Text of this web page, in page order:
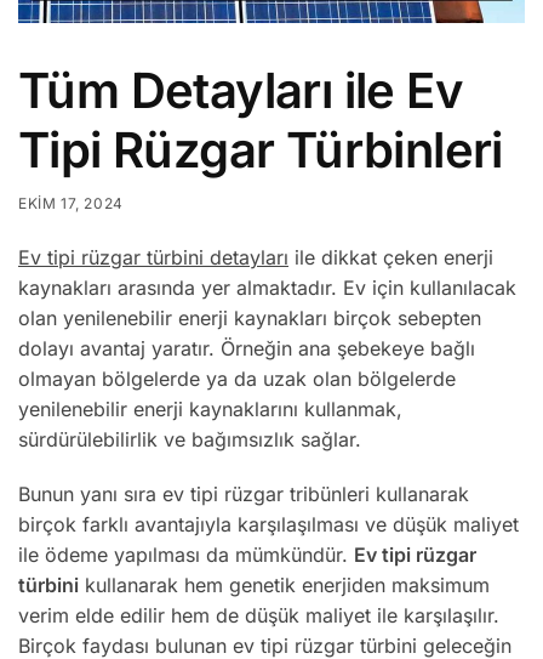
Tüm Detayları ile Ev
Tipi Rüzgar Türbinleri
EKIM 17, 2024
Ev tipi rüzgar türbini detayları ile dikkat çeken enerji
kaynakları arasında yer almaktadır. Ev için kullanılacak
olan yenilenebilir enerji kaynakları birçok sebepten
dolayı avantaj yaratır. Örneğin ana şebekeye bağlı
olmayan bölgelerde ya da uzak olan bölgelerde
yenilenebilir enerji kaynaklarını kullanmak,
sürdürülebilirlik ve bağımsızlık sağlar.
Bunun yanı sıra ev tipi rüzgar tribünleri kullanarak
birçok farklı avantajıyla karşılaşılması ve düşük maliyet
ile ödeme yapılması da mümkündür. Ev tipi rüzgar
türbini kullanarak hem genetik enerjiden maksimum
verim elde edilir hem de düşük maliyet ile karşılaşılır.
Birçok faydası bulunan ev tipi rüzgar türbini geleceğin